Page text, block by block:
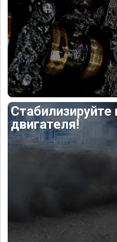
двигателя!